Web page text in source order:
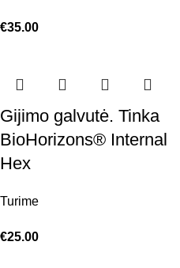
€35.00
Gijimo galvutė. Tinka
BioHorizons® Internal
Hex
Turime
€25.00